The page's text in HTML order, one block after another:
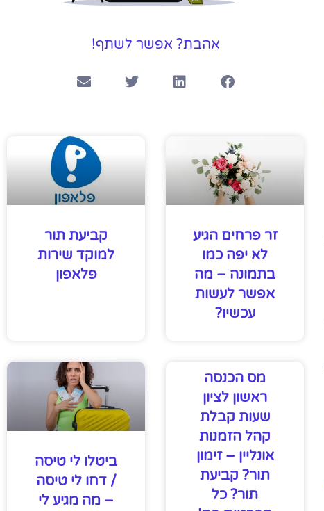
אהבת? אפשר לשתף!
זר פרחים הגיע
לא יפה כמו
בתמונה – מה
אפשר לעשות
עכשיו?
קביעת תור
למוקד שירות
פלאפון
מס הכנסה
ראשון לציון
שעות קבלת
קהל הזמנות
אונליין – זימון
תור? קביעת
תור? כל
ביטלו לי טיסה
/ דחו לי טיסה
– מה מגיע לי